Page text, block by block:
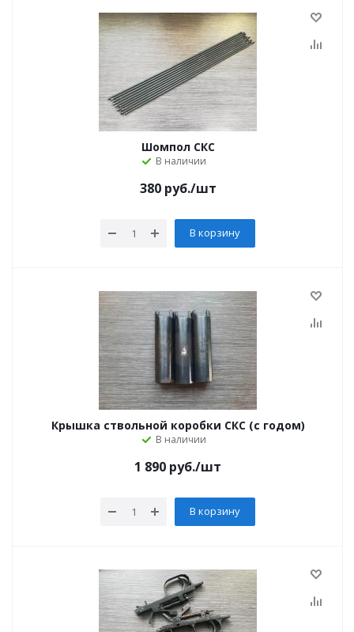
Шомпол СКС
В наличии
380руб./шт
В корзину
Крышка ствольной коробки СКС (с годом)
В наличии
1 890 руб./шт
В корзину